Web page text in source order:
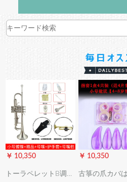
￥ 10,350
トーラペレットB调生
￥ 10,350
古箏の爪カバ